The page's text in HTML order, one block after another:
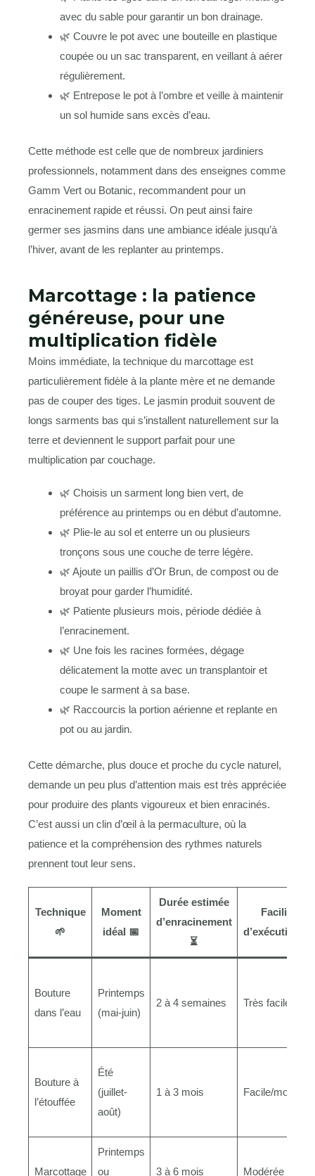
avec du sable pour garantir un bon drainage.
🌿 Couvre le pot avec une bouteille en plastique
coupée ou un sac transparent, en veillant à aérer
régulièrement.
🌿 Entrepose le pot à l’ombre et veille à maintenir
un sol humide sans excès d’eau.
Cette méthode est celle que de nombreux jardiniers
professionnels, notamment dans des enseignes comme
Gamm Vert ou Botanic, recommandent pour un
enracinement rapide et réussi. On peut ainsi faire
germer ses jasmins dans une ambiance idéale jusqu’à
l’hiver, avant de les replanter au printemps.
Marcottage : la patience
généreuse, pour une
multiplication fidèle
Moins immédiate, la technique du marcottage est
particulièrement fidèle à la plante mère et ne demande
pas de couper des tiges. Le jasmin produit souvent de
longs sarments bas qui s’installent naturellement sur la
terre et deviennent le support parfait pour une
multiplication par couchage.
🌿 Choisis un sarment long bien vert, de
préférence au printemps ou en début d’automne.
🌿 Plie-le au sol et enterre un ou plusieurs
tronçons sous une couche de terre légère.
🌿 Ajoute un paillis d’Or Brun, de compost ou de
broyat pour garder l’humidité.
🌿 Patiente plusieurs mois, période dédiée à
l’enracinement.
🌿 Une fois les racines formées, dégage
délicatement la motte avec un transplantoir et
coupe le sarment à sa base.
🌿 Raccourcis la portion aérienne et replante en
pot ou au jardin.
Cette démarche, plus douce et proche du cycle naturel,
demande un peu plus d’attention mais est très appréciée
pour produire des plants vigoureux et bien enracinés.
C’est aussi un clin d’œil à la permaculture, où la
patience et la compréhension des rythmes naturels
prennent tout leur sens.
Technique
🌱
Moment
idéal 📅
Durée estimée
d’enracinement
⏳
Facilité
d’exécution 👍
Bouture
dans l’eau
Printemps
(mai-juin)
2 à 4 semaines Très facile
Bouture à
l’étouffée
Été
(juillet-
août)
1 à 3 mois Facile/modérée
Marcottage
Printemps
ou
3 à 6 mois Modérée